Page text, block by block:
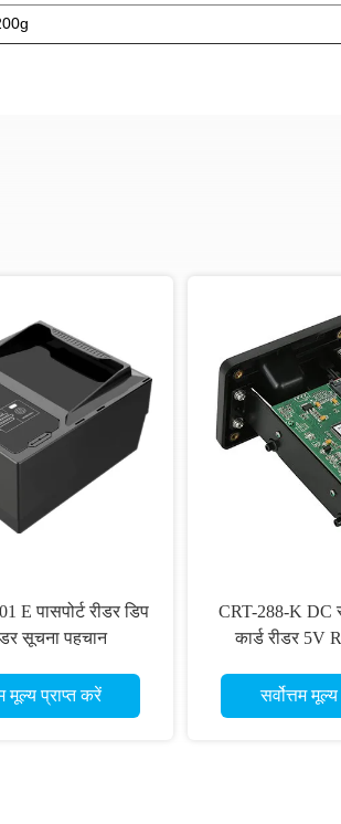
E पासपोर्ट रीडर डिप
सूचना पहचान
मूल्य प्राप्त करें
CRT-288-K DC
कार्ड रीडर 5V
सर्वोत्तम